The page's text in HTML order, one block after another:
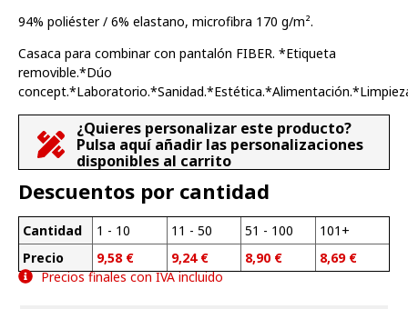
94% poliéster / 6% elastano, microfibra 170 g/m².
Casaca para combinar con pantalón FIBER. *Etiqueta
removible.*Dúo
¿Quieres personalizar este producto?
Pulsa aquí añadir las personalizaciones
disponibles al carrito
Descuentos por cantidad
Cantidad
Precio
1 - 10
9,58 €
11 - 50
9,24 €
51 - 100
8,90 €
101+
8,69 €
Precios finales con IVA incluido